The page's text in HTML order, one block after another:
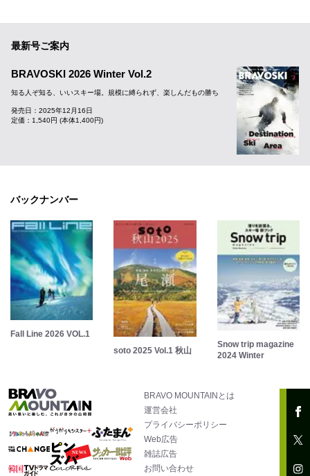
最新号ご案内
BRAVOSKI 2026 Winter Vol.2
知る人ぞ知る、いいスキー場。規模に縛られず、楽しんだもの勝ち
発売日：2025年12月16日
定価：1,540円 (本体1,400円)
バックナンバー
Fall Line 2026 VOL.1
soto 2025 Vol.1 秋山
Snow trip magazine
2024 Winter
BRAVO MOUNTAINとは
運営会社
プライバシーポリシー
Web広告
雑誌広告
お問い合わせ